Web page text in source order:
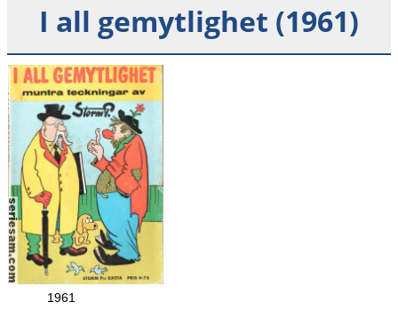
I all gemytlighet (1961)
1961